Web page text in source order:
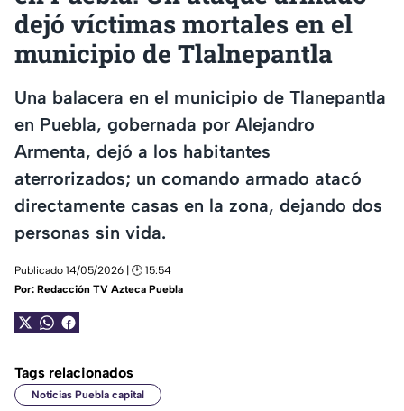
dejó víctimas mortales en el
municipio de Tlalnepantla
Una balacera en el municipio de Tlanepantla
en Puebla, gobernada por Alejandro
Armenta, dejó a los habitantes
aterrorizados; un comando armado atacó
directamente casas en la zona, dejando dos
personas sin vida.
Publicado 14/05/2026 | 🕑 15:54
Por: Redacción TV Azteca Puebla
Tags relacionados
Noticias Puebla capital